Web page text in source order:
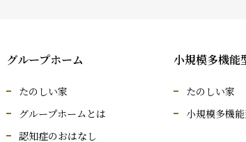
グループホーム
たのしい家
グループホームとは
認知症のおはなし
小規模多機能
たのしい家
小規模多機